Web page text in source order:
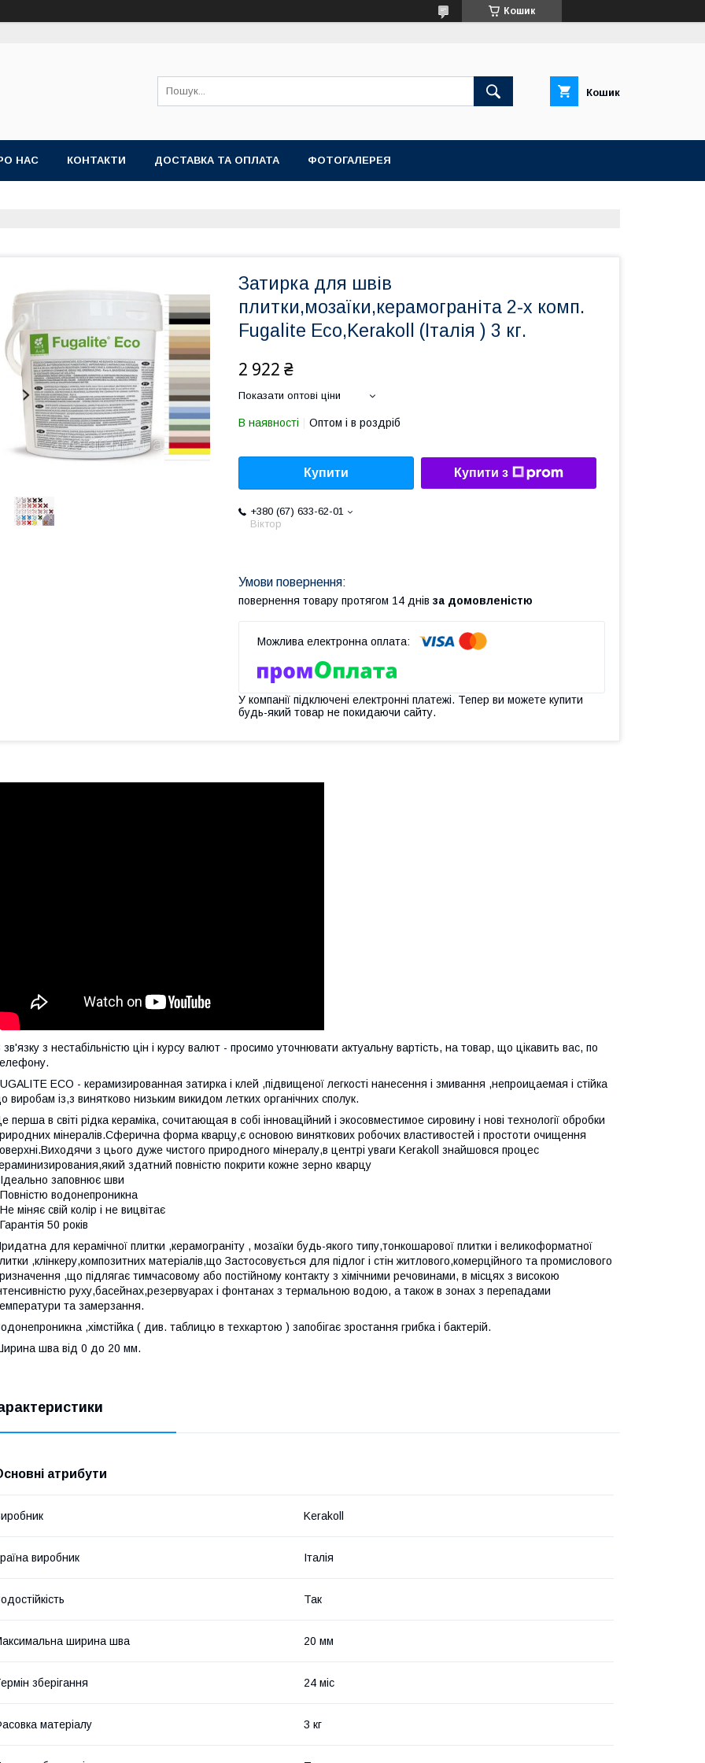
Кошик
Кошик
НАС КОНТАКТИ ДОСТАВКА ТА ОПЛАТА ФОТОГАЛЕРЕЯ
Затирка для швів
плитки,мозаїки,керамограніта 2-х комп.
Fugalite Eco,Kerakoll (Італія ) 3 кг.
2 922 ₴
Показати оптові ціни
В наявності Оптом і в роздріб
Купити Купити з
+380 (67) 633-62-01
Віктор
повернення товару протягом 14 днів за домовленістю
У компанії підключені електронні платежі. Тепер ви можете купити
будь-який товар не покидаючи сайту.
зв'язку з нестабільністю цін і курсу валют - просимо уточнювати актуальну вартість, на товар, що цікавить вас, по
ECO - керамизированная затирка і клей ,підвищеної легкості нанесення і змивання ,непроицаемая і стійка
виробам із,з винятково низьким викидом летких органічних сполук.
перша в світі рідка кераміка, сочитающая в собі інноваційний і экосовместимое сировину і нові технології обробки
мінералів.Сферична форма кварцу,є основою виняткових робочих властивостей і простоти очищення
з цього дуже чистого природного мінералу,в центрі уваги Kerakoll знайшовся процес
здатний повністю покрити кожне зерно кварцу
заповнює шви
водонепроникна
міняє свій колір і не вицвітає
50 років
для керамічної плитки ,керамограніту , мозаїки будь-якого типу,тонкошарової плитки і великоформатної
,клінкеру,композитних матеріалів,що Застосовується для підлог і стін житлового,комерційного та промислового
,що підлягає тимчасовому або постійному контакту з хімічними речовинами, в місцях з високою
руху,басейнах,резервуарах і фонтанах з термальною водою, а також в зонах з перепадами
та замерзання.
,хімстійка ( див. таблицю в техкартою ) запобігає зростання грибка і бактерій.
шва від 0 до 20 мм.
атрибути
Kerakoll
виробник Італія
Так
ширина шва 20 мм
зберігання 24 міс
матеріалу 3 кг